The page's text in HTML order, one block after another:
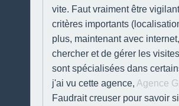
vite. Faut vraiment être
critères importants
plus, maintenant avec
chercher et de gérer les
sont spécialisées dans
j'ai vu cette agence, Agence
Faudrait creuser pour savoir